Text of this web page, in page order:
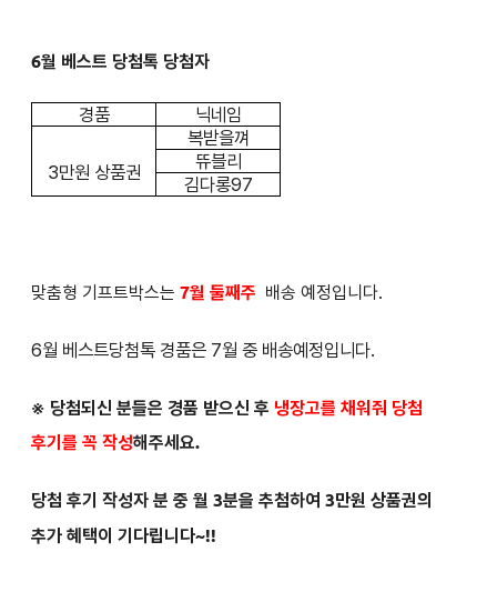
6월 베스트 당첨톡 당첨자
경품 닉네임
3만원 상품권
복받을껴
뜌블리
김다롱97
맞춤형 기프트박스는 7월 둘째주 배송 예정입니다.
6월 베스트당첨톡 경품은 7월 중 배송예정입니다.
※ 당첨되신 분들은 경품 받으신 후 냉장고를 채워줘 당첨
후기를 꼭 작성해주세요.
당첨 후기 작성자 분 중 월 3분을 추첨하여 3만원 상품권의
추가 혜택이 기다립니다~!!